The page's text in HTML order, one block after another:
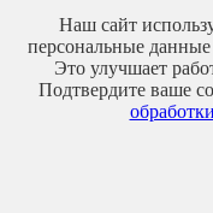
Телефон*
Ваше сообщение
Наш сайт
персональные
Это улучшает
Подтвердите ваше
обработки